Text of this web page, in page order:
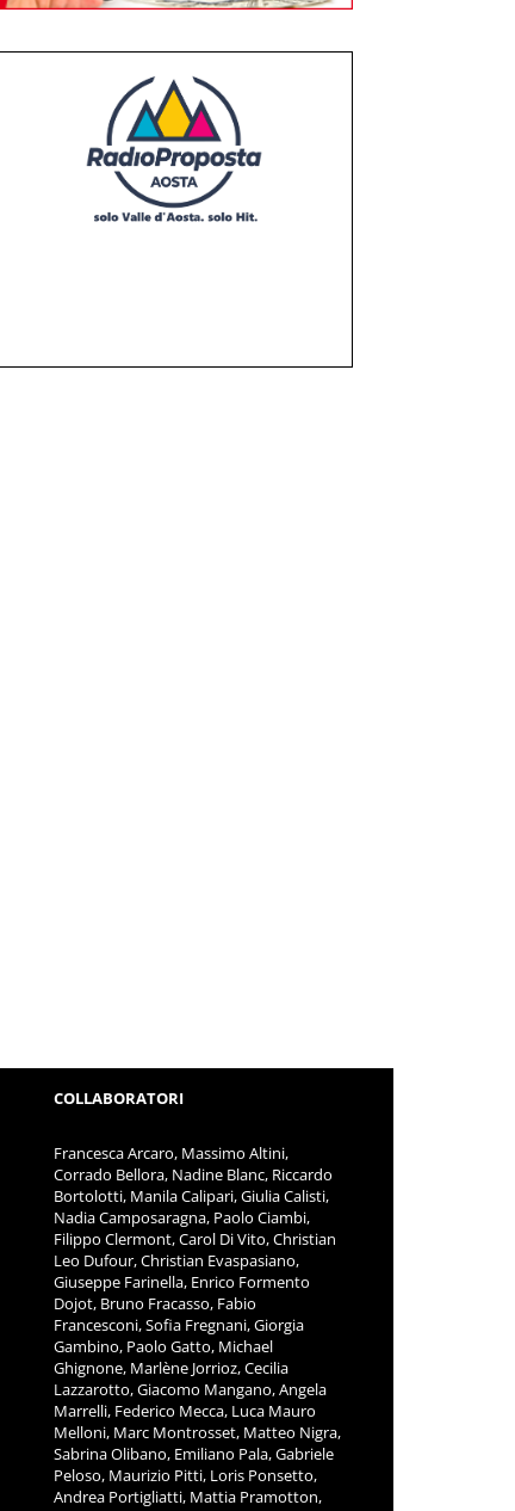
COLLABORATORI
Francesca Arcaro, Massimo Altini,
Corrado Bellora, Nadine Blanc, Riccardo
Bortolotti, Manila Calipari, Giulia Calisti,
Nadia Camposaragna, Paolo Ciambi,
Filippo Clermont, Carol Di Vito, Christian
Leo Dufour, Christian Evaspasiano,
Giuseppe Farinella, Enrico Formento
Dojot, Bruno Fracasso, Fabio
Francesconi, Sofia Fregnani, Giorgia
Gambino, Paolo Gatto, Michael
Ghignone, Marlène Jorrioz, Cecilia
Lazzarotto, Giacomo Mangano, Angela
Marrelli, Federico Mecca, Luca Mauro
Melloni, Marc Montrosset, Matteo Nigra,
Sabrina Olibano, Emiliano Pala, Gabriele
Peloso, Maurizio Pitti, Loris Ponsetto,
Andrea Portigliatti, Mattia Pramotton,